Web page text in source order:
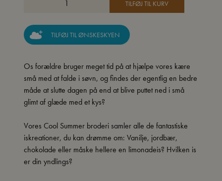
TILFØJ TIL KURV
TILFØJ TIL ØNSKESKYEN
Os forældre bruger meget tid på at hjælpe vores kære
små med at falde i søvn, og findes der egentlig en bedre
måde at slutte dagen på end at blive puttet ned i små
glimt af glæde med et kys?
Vores Cool Summer broderi samler alle de fantastiske
iskreationer, du kan drømme om: Vanilje, jordbær,
chokolade eller måske hellere en limonadeis? Hvilken is
er din yndlings?